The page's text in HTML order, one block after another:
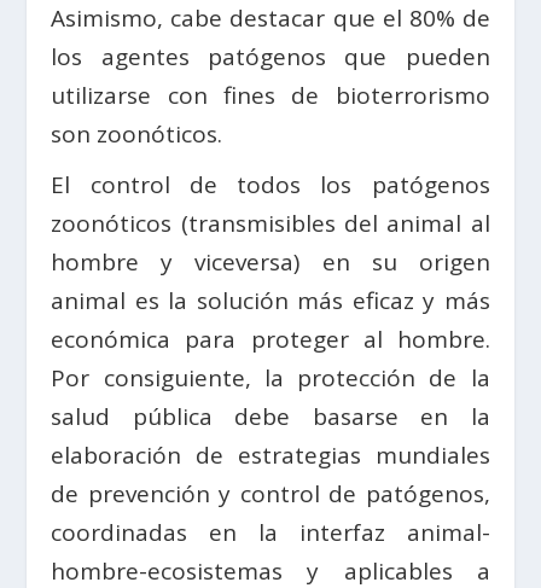
Asimismo, cabe destacar que el 80% de
los agentes patógenos que pueden
utilizarse con fines de bioterrorismo
son zoonóticos.
El control de todos los patógenos
zoonóticos (transmisibles del animal al
hombre y viceversa) en su origen
animal es la solución más eficaz y más
económica para proteger al hombre.
Por consiguiente, la protección de la
salud pública debe basarse en la
elaboración de estrategias mundiales
de prevención y control de patógenos,
coordinadas en la interfaz animal-
hombre-ecosistemas y aplicables a